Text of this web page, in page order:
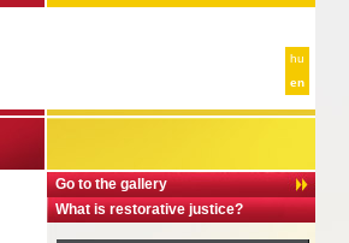
hu
en
Go to the gallery
What is restorative justice?